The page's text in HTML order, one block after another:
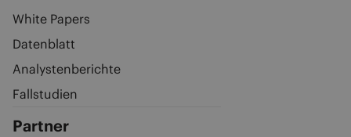
White Papers
Datenblatt
Analystenberichte
Fallstudien
Partner